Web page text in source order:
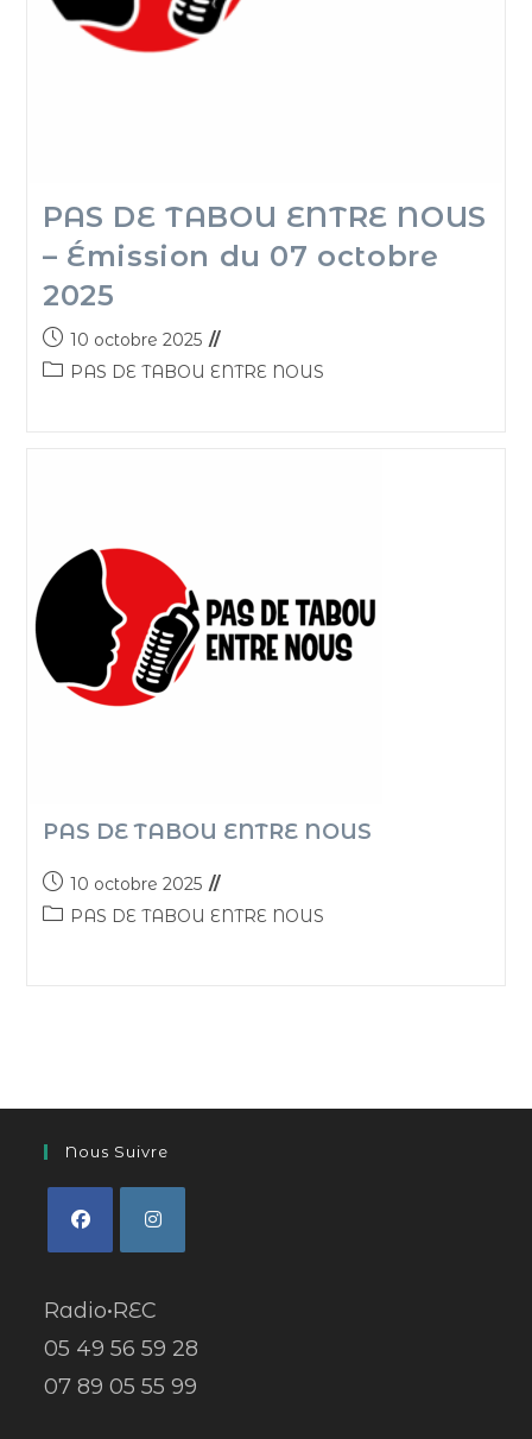
PAS DE TABOU ENTRE NOUS
– Émission du 07 octobre
2025
10 octobre 2025
PAS DE TABOU ENTRE NOUS
PAS DE TABOU ENTRE NOUS
10 octobre 2025
PAS DE TABOU ENTRE NOUS
Nous Suivre
Radio•REC
05 49 56 59 28
07 89 05 55 99